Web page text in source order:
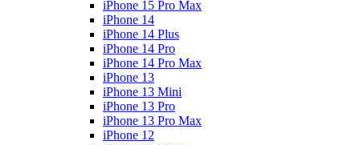
iPhone 15 Pro Max
iPhone 14
iPhone 14 Plus
iPhone 14 Pro
iPhone 14 Pro Max
iPhone 13
iPhone 13 Mini
iPhone 13 Pro
iPhone 13 Pro Max
iPhone 12